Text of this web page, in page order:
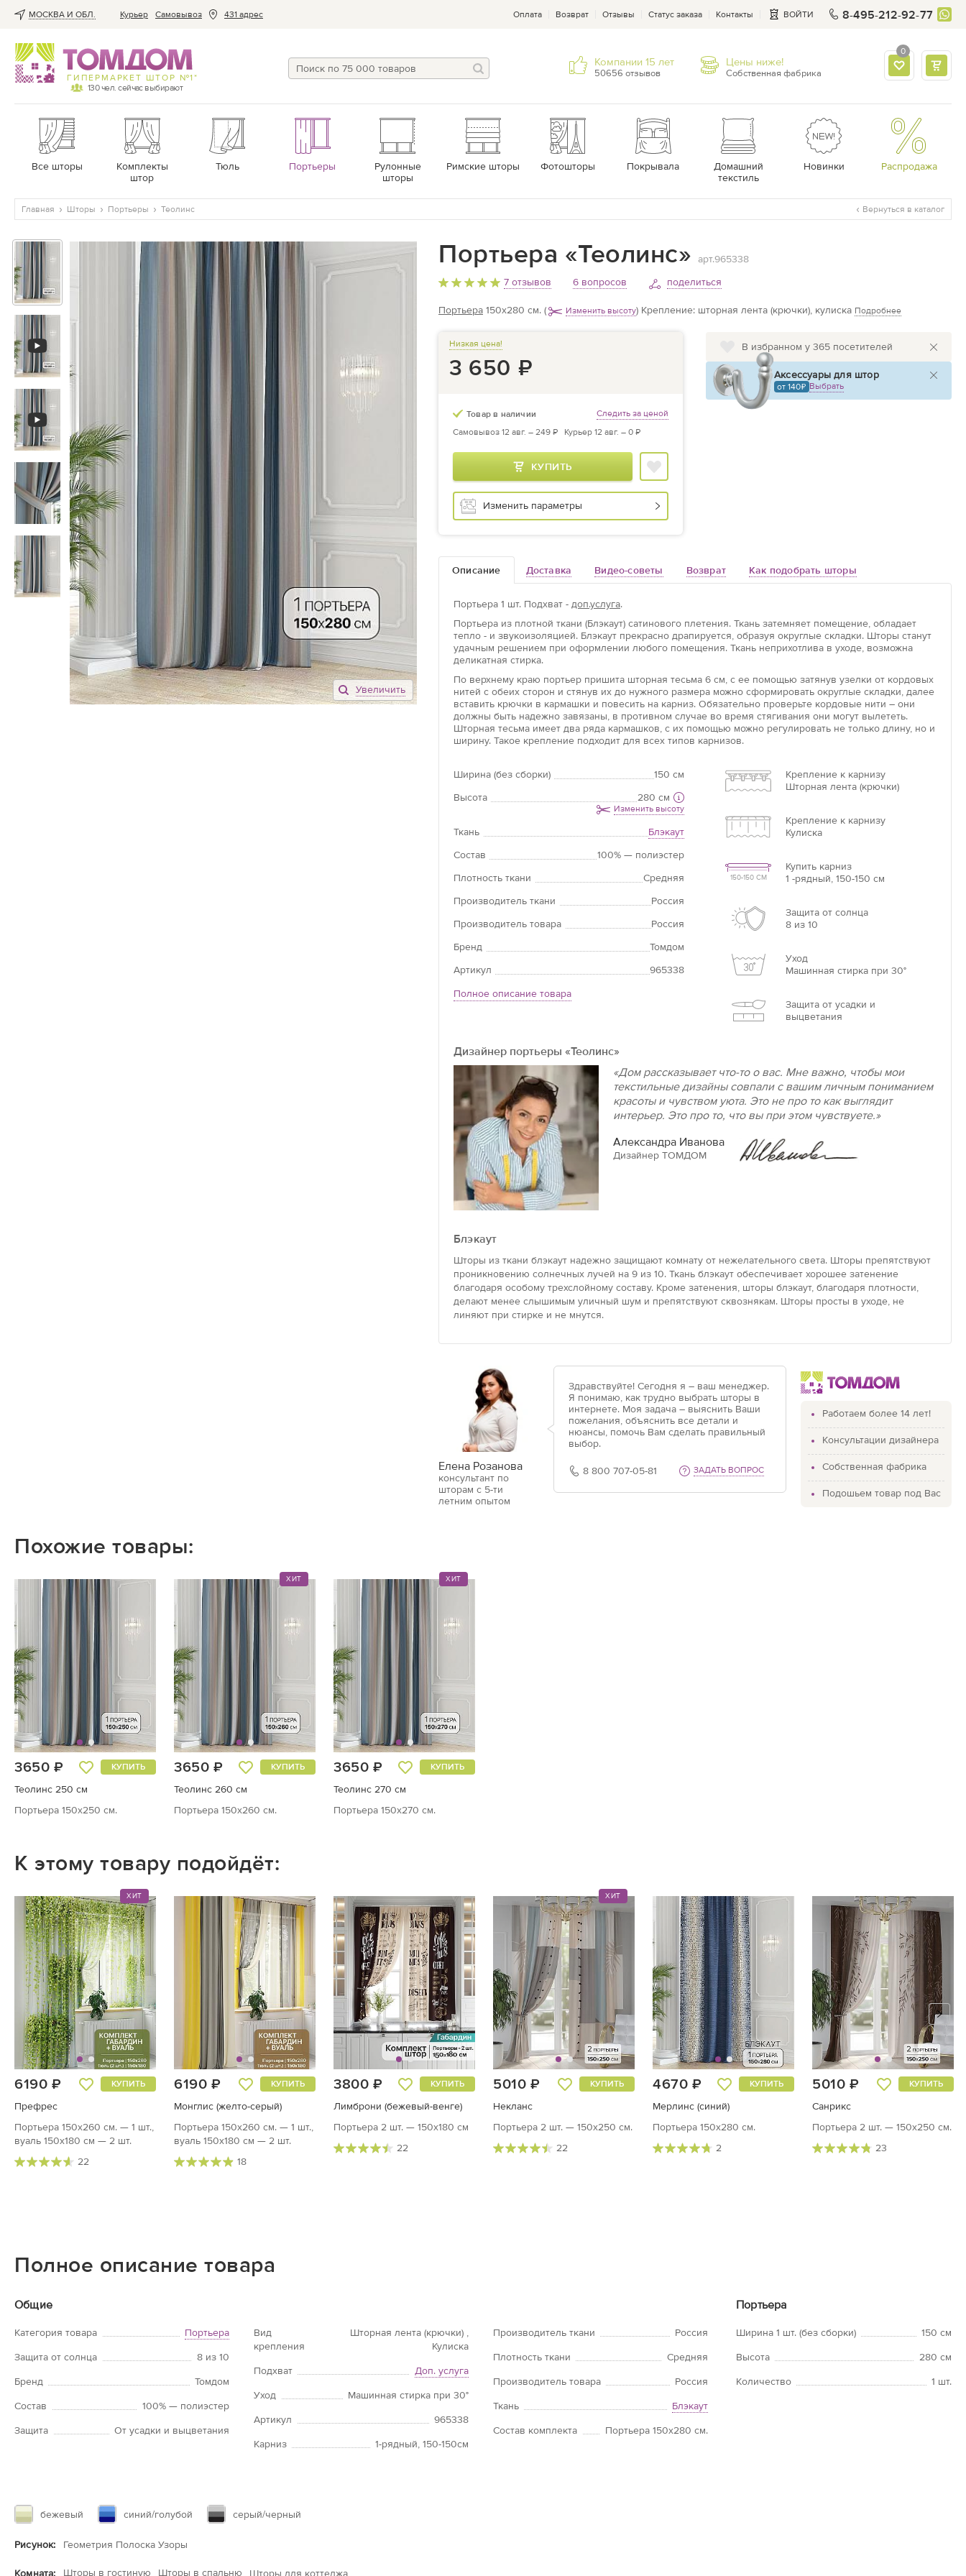
МОСКВА И ОБЛ. Курьер Cамовывоз 431 адрес Оплата Возврат Отзывы Статус заказа Контакты ВОЙТИ 8-495-212-92-77
ГИПЕРМАРКЕТ ШТОР №1*
130чел. сейчас выбирают
Компании 15 лет
50656 отзывов
Цены ниже!
Собственная фабрика
0
Все шторы
Комплекты
штор
Тюль Портьеры
Рулонные
шторы
Римские шторы Фотошторы Покрывала
Домашний
текстиль
Новинки Распродажа
Главная Шторы Портьеры Теолинс Вернуться в каталог
Увеличить Увеличить
Портьера «Теолинс»
арт.965338
7 отзывов
6 вопросов поделиться
Портьера 150х280 см. ( Изменить высоту) Крепление: шторная лента (крючки), кулиска Подробнее
Низкая цена!
3 650 ₽
Товар в наличии
Следить за ценой
Самовывоз 12 авг. – 249 ₽ Курьер 12 авг. – 0 ₽
КУПИТЬ
Изменить параметры
В избранном у 365 посетителей
Аксессуары для штор
от 140 Выбрать
Описание Доставка Видео-советы Возврат Как подобрать шторы
Портьера 1 шт. Подхват - доп.услуга.
Портьера из плотной ткани (Блэкаут) сатинового плетения. Ткань затемняет помещение, обладает
тепло - и звукоизоляцией. Блэкаут прекрасно драпируется, образуя округлые складки. Шторы станут
удачным решением при оформлении любого помещения. Ткань неприхотлива в уходе, возможна
деликатная стирка.
По верхнему краю портьер пришита шторная тесьма 6 см, с ее помощью затянув узелки от кордовых
нитей с обеих сторон и стянув их до нужного размера можно сформировать округлые складки, далее
вставить крючки в кармашки и повесить на карниз. Обязательно проверьте кордовые нити – они
должны быть надежно завязаны, в противном случае во время стягивания они могут вылететь.
Шторная тесьма имеет два ряда кармашков, с их помощью можно регулировать не только длину, но и
ширину. Такое крепление подходит для всех типов карнизов.
Ширина (без сборки)
150 см
Высота
280 см
Изменить высоту
Ткань
Блэкаут
Состав
100% — полиэстер
Плотность ткани
Средняя
Производитель ткани
Россия
Производитель товара
Россия
Бренд
Томдом
Артикул
965338
Полное описание товара
Крепление к карнизу
Шторная лента (крючки)
Крепление к карнизу
Кулиска
150-150 СМ
Купить карниз
1 -рядный, 150-150 см
Защита от солнца
8 из 10
Уход
Машинная стирка при 30°
Защита от усадки и
выцветания
Дизайнер портьеры «Теолинс»
«Дом рассказывает что-то о вас. Мне важно, чтобы мои
текстильные дизайны совпали с вашим личным пониманием
красоты и чувством уюта. Это не про то как выглядит
интерьер. Это про то, что вы при этом чувствуете.»
Александра Иванова
Дизайнер ТОМДОМ
Блэкаут
Шторы из ткани блэкаут надежно защищают комнату от нежелательного света. Шторы препятствуют
проникновению солнечных лучей на 9 из 10. Ткань блэкаут обеспечивает хорошее затенение
благодаря особому трехслойному составу. Кроме затенения, шторы блэкаут, благодаря плотности,
делают менее слышимым уличный шум и препятствуют сквознякам. Шторы просты в уходе, не
линяют при стирке и не мнутся.
Длина потолочного карниза
Длина карниза – это базовая цифра, от которой
необходимо отталкиваться при расчётах.
Если нет карниза
Измерьте ширину оконного проема +20 см =
ваша ширина.
Елена Розанова
консультант по
шторам с 5-ти
летним опытом
Здравствуйте! Сегодня я – ваш менеджер.
Я понимаю, как трудно выбрать шторы в
интернете. Моя задача – выяснить Ваши
пожелания, объяснить все детали и
нюансы, помочь Вам сделать правильный
выбор.
8 800 707-05-81 ЗАДАТЬ ВОПРОС
Работаем более 14 лет!
Консультации дизайнера
Собственная фабрика
Подошьем товар под Вас
Похожие товары:
3650 ₽ КУПИТЬ
Теолинс 250 см
Портьера 150х250 см.
ХИТ
3650 ₽ КУПИТЬ
Теолинс 260 см
Портьера 150х260 см.
ХИТ
3650 ₽ КУПИТЬ
Теолинс 270 см
Портьера 150х270 см.
К этому товару подойдёт:
ХИТ
6190 ₽ КУПИТЬ
Префрес
Портьера 150х260 см. — 1 шт.,
вуаль 150х180 см — 2 шт.
22
6190 ₽ КУПИТЬ
Монглис (желто-серый)
Портьера 150х260 см. — 1 шт.,
вуаль 150х180 см — 2 шт.
18
3800 ₽ КУПИТЬ
Лимброни (бежевый-венге)
Портьера 2 шт. — 150х180 см
22
ХИТ
5010 ₽ КУПИТЬ
Некланс
Портьера 2 шт. — 150х250 см.
22
4670 ₽ КУПИТЬ
Мерлинс (синий)
Портьера 150х280 см.
2
5010 ₽ КУПИТЬ
Санрикс
Портьера 2 шт. — 150х250 см.
23
Полное описание товара
Общие
Категория товара
Портьера
Защита от солнца
8 из 10
Бренд
Томдом
Состав
100% — полиэстер
Защита
От усадки и выцветания
Вид
крепления
Шторная лента (крючки) ,
Кулиска
Подхват
Доп. услуга
Уход
Машинная стирка при 30°
Артикул
965338
Карниз
1-рядный, 150-150см
Производитель ткани
Россия
Плотность ткани
Средняя
Производитель товара
Россия
Ткань
Блэкаут
Состав комплекта
Портьера 150х280 см.
Портьера
Ширина 1 шт. (без сборки)
150 см
Высота
280 см
Количество
1 шт.
бежевый синий/голубой серый/черный
Рисунок: Геометрия Полоска Узоры
Комната: Шторы в гостиную Шторы в спальню Шторы для коттеджа